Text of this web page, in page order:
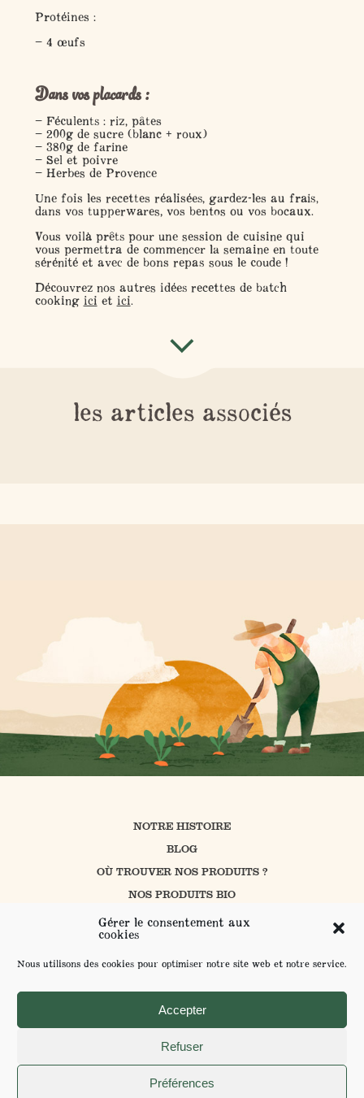
Gérer le consentement aux
cookies
Nous utilisons des cookies pour optimiser notre site web et notre service.
Accepter
Refuser
Préférences
Protéines :
– 4 œufs
Dans vos placards :
– Féculents : riz, pâtes
– 200g de sucre (blanc + roux)
– 380g de farine
– Sel et poivre
– Herbes de Provence
Une fois les recettes réalisées, gardez-les au frais,
dans vos tupperwares, vos bentos ou vos bocaux.
Vous voilà prêts pour une session de cuisine qui
vous permettra de commencer la semaine en toute
sérénité et avec de bons repas sous le coude !
Découvrez nos autres idées recettes de batch
cooking ici et ici.
les articles associés
NOTRE HISTOIRE
BLOG
OÙ TROUVER NOS PRODUITS ?
NOS PRODUITS BIO
CUISINER AVEC PROSAIN
NOS ENGAGEMENTS
CONTACT
ENVOYER VOS SUGGESTIONS
MENTIONS LÉGALES ET POLITIQUE DE CONFIDENTIALITÉ
POUR VOTRE SANTÉ MANGEZ AU MOINS 5 FRUITS ET LÉGUMES PAR JOUR -
WWW.MANGERBOUGER.FR